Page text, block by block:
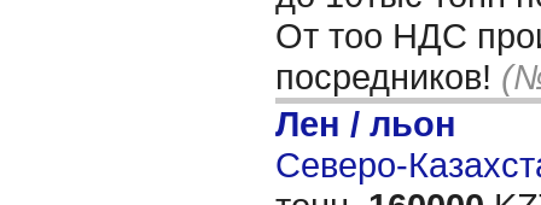
От тоо НДС
посредников!
Лен / льон
Северо-